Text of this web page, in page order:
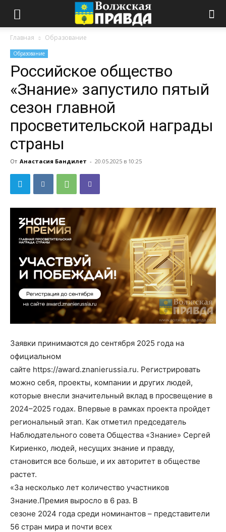
Главная Образование
Образование
Российское общество
«Знание» запустило пятый
сезон главной
просветительской награды
страны
От Анастасия Бандилет - 20.05.2025 в 10:25
Заявки принимаются до сентября 2025 года на
официальном
сайте https://award.znanierussia.ru. Регистрировать
можно себя, проекты, компании и других людей,
которые внесли значительный вклад в просвещение в
2024–2025 годах. Впервые в рамках проекта пройдет
региональный этап. Как отметил председатель
Наблюдательного совета Общества «Знание» Сергей
Кириенко, людей, несущих знание и правду,
становится все больше, и их авторитет в обществе
растет.
«За несколько лет количество участников
Знание.Премия выросло в 6 раз. В
сезоне 2024 года среди номинантов – представители
56 стран мира и почти всех